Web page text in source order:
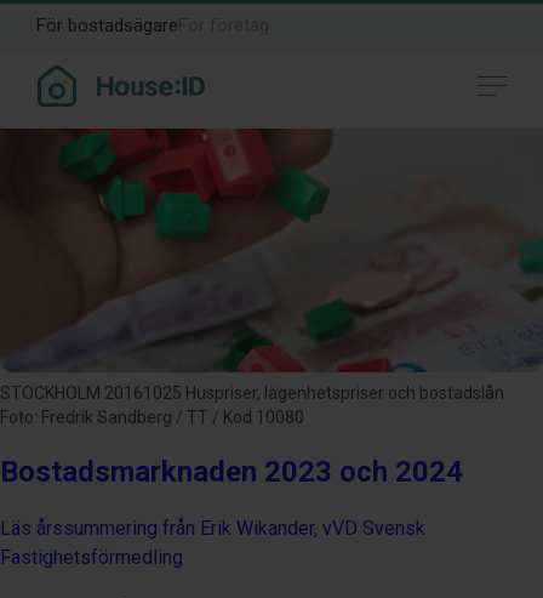
För bostadsägare
Månad:december 2023
STOCKHOLM 20161025 Huspriser, lägenhetspriser och bostadslån
Foto: Fredrik Sandberg / TT / Kod 10080
Bostadsmarknaden 2023 och 2024
Läs årssummering från Erik Wikander, vVD Svensk
Fastighetsförmedling